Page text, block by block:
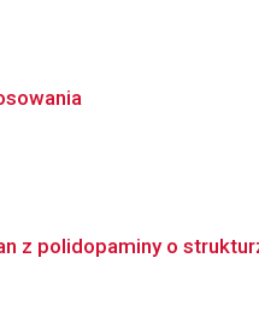
z polidopaminy o